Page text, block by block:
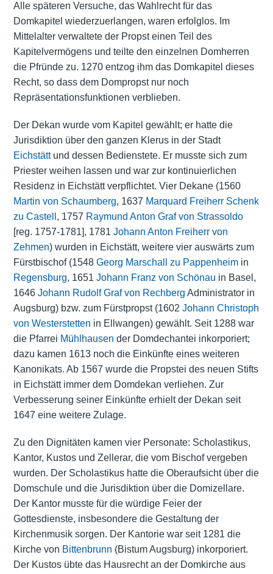
Alle späteren Versuche, das Wahlrecht für das
Domkapitel wiederzuerlangen, waren erfolglos. Im
Mittelalter verwaltete der Propst einen Teil des
Kapitelvermögens und teilte den einzelnen Domherren
die Pfründe zu. 1270 entzog ihm das Domkapitel dieses
Recht, so dass dem Dompropst nur noch
Repräsentationsfunktionen verblieben.
Der Dekan wurde vom Kapitel gewählt; er hatte die
Jurisdiktion über den ganzen Klerus in der Stadt
Eichstättund dessen Bedienstete. Er musste sich zum
Priester weihen lassen und war zur kontinuierlichen
Residenz in Eichstätt verpflichtet. Vier Dekane (1560
Martin von Schaumberg, 1637 Marquard Freiherr Schenk
zu Castell , 1757 Raymund Anton Graf von Strassoldo
[reg. 1757-1781], 1781 Johann Anton Freiherr von
Zehmen) wurden in Eichstätt, weitere vier auswärts zum
Fürstbischof (1548 Georg Marschall zu Pappenheimin
Regensburg, 1651 Johann Franz von Schönau in Basel,
1646 Johann Rudolf Graf von Rechberg Administrator in
Augsburg) bzw. zum Fürstpropst (1602 Johann Christoph
von Westerstetten in Ellwangen) gewählt. Seit 1288 war
die Pfarrei Mühlhausen der Domdechantei inkorporiert;
dazu kamen 1613 noch die Einkünfte eines weiteren
Kanonikats. Ab 1567 wurde die Propstei des neuen Stifts
in Eichstätt immer dem Domdekan verliehen. Zur
Verbesserung seiner Einkünfte erhielt der Dekan seit
1647 eine weitere Zulage.
Zu den Dignitäten kamen vier Personate: Scholastikus,
Kantor, Kustos und Zellerar, die vom Bischof vergeben
wurden. Der Scholastikus hatte die Oberaufsicht über die
Domschule und die Jurisdiktion über die Domizellare.
Der Kantor musste für die würdige Feier der
Gottesdienste, insbesondere die Gestaltung der
Kirchenmusik sorgen. Der Kantorie war seit 1281 die
Kirche von Bittenbrunn (Bistum Augsburg) inkorporiert.
Der Kustos übte das Hausrecht an der Domkirche aus